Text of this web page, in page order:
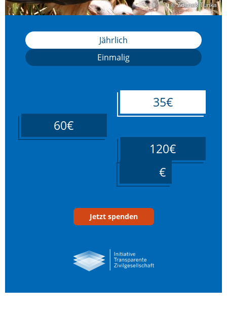
© Zdenek Tunka
© Zdenek Tunka
Jährlich
Einmalig
35€
60€
120€
Jetzt spenden